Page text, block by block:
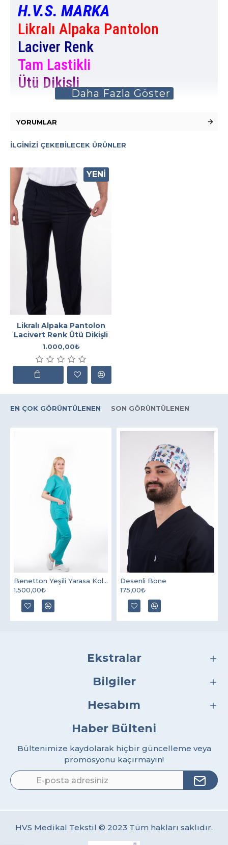
H.V.S. MARKA
Likralı Alpaka Pantolon
Laciver Renk
Tam Lastikli
Ütü Dikişli
YORUMLAR
İLGINIZI ÇEKEBILECEK ÜRÜNLER
YENI
Likralı Alpaka Pantolon
Lacivert Renk Ütü Dikişli
1.000,00₺
EN ÇOK GÖRÜNTÜLENEN SON GÖRÜNTÜLENEN
Benetton Yeşili Yarasa Kol V Yaka Model Terycotton Takım
1.500,00₺
Desenli Bone
175,00₺
Ekstralar
Bilgiler
Hesabım
Haber Bülteni
Bültenimize kaydolarak hiçbir güncelleme veya
promosyonu kaçırmayın!
HVS Medikal Tekstil © 2023 Tüm hakları saklıdır.